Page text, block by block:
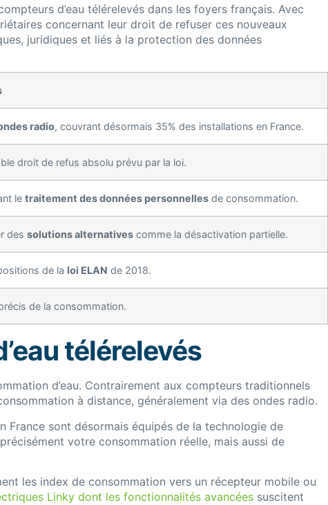
d’eau télérelevés dans les foyers français. Avec
concernant leur droit de refuser ces nouveaux
juridiques et liés à la protection des données
radio, couvrant désormais 35% des installations en France.
droit de refus absolu prévu par la loi.
le traitement des données personnelles de consommation.
des solutions alternatives comme la désactivation partielle.
de la loi ELAN de 2018.
de la consommation.
télérelevés
d’eau. Contrairement aux compteurs traditionnels
à distance, généralement via des ondes radio.
France sont désormais équipés de la technologie de
votre consommation réelle, mais aussi de
les index de consommation vers un récepteur mobile ou
Linky dont les fonctionnalités avancées suscitent